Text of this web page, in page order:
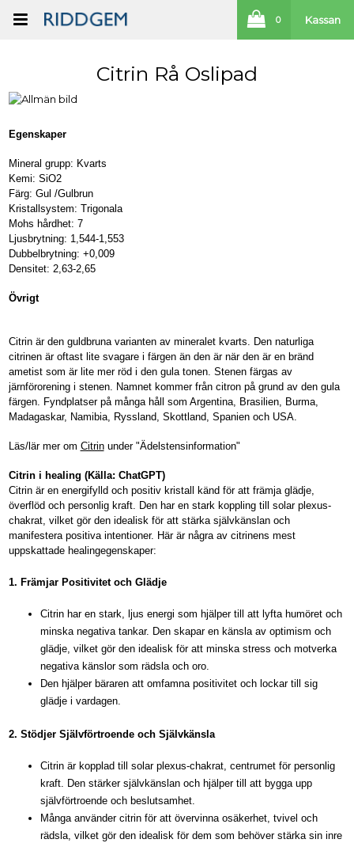
0 Kassan
Citrin Rå Oslipad
Egenskaper
Mineral grupp: Kvarts
Kemi: SiO2
Färg: Gul /Gulbrun
Kristallsystem: Trigonala
Mohs hårdhet: 7
Ljusbrytning: 1,544-1,553
Dubbelbrytning: +0,009
Densitet: 2,63-2,65
Övrigt
Citrin är den guldbruna varianten av mineralet kvarts. Den naturliga
citrinen är oftast lite svagare i färgen än den är när den är en bränd
ametist som är lite mer röd i den gula tonen. Stenen färgas av
järnförorening i stenen. Namnet kommer från citron på grund av den gula
färgen. Fyndplatser på många håll som Argentina, Brasilien, Burma,
Madagaskar, Namibia, Ryssland, Skottland, Spanien och USA.
Läs/lär mer om Citrinunder "Ädelstensinformation"
Citrin i healing (Källa: ChatGPT)
Citrin är en energifylld och positiv kristall känd för att främja glädje,
överflöd och personlig kraft. Den har en stark koppling till solar plexus-
chakrat, vilket gör den idealisk för att stärka självkänslan och
manifestera positiva intentioner. Här är några av citrinens mest
uppskattade healingegenskaper:
1. Främjar Positivitet och Glädje
Citrin har en stark, ljus energi som hjälper till att lyfta humöret och
minska negativa tankar. Den skapar en känsla av optimism och
glädje, vilket gör den idealisk för att minska stress och motverka
negativa känslor som rädsla och oro.
Den hjälper bäraren att omfamna positivitet och lockar till sig
glädje i vardagen.
2. Stödjer Självförtroende och Självkänsla
Citrin är kopplad till solar plexus-chakrat, centrumet för personlig
kraft. Den stärker självkänslan och hjälper till att bygga upp
självförtroende och beslutsamhet.
Många använder citrin för att övervinna osäkerhet, tvivel och
rädsla, vilket gör den idealisk för dem som behöver stärka sin inre